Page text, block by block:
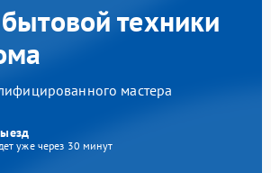
техники
мастера
уже через 30 минут